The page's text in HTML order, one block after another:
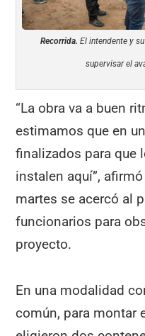
Recorrida. El intendente y
supervisar el
“La obra va a buen
estimamos que en
finalizados para que
instalen aquí”,
martes se acercó al
funcionarios para
proyecto.
En una modalidad
común, para montar